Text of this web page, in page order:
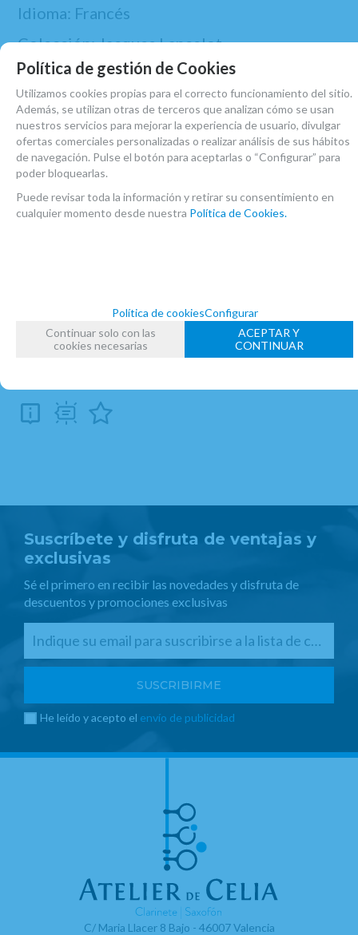
Idioma: Francés
Colección: Jacques Lancelot
Formato: 23*30,7 cm
ISBN: 9790043013389
Editorial: Gerard Billaudot
MARCA
FECHA DE LANZAMIENTO
Viernes, 20 Noviembre 2020
Suscríbete y disfruta de ventajas y
exclusivas
Sé el primero en recibir las novedades y disfruta de
descuentos y promociones exclusivas
He leído y acepto el envío de publicidad
C/ Maria Llacer 8 Bajo - 46007 Valencia
Política de gestión de Cookies
Utilizamos cookies propias para el correcto funcionamiento del sitio.
Además, se utilizan otras de terceros que analizan cómo se usan
nuestros servicios para mejorar la experiencia de usuario, divulgar
ofertas comerciales personalizadas o realizar análisis de sus hábitos
de navegación. Pulse el botón para aceptarlas o “Configurar” para
poder bloquearlas.
Puede revisar toda la información y retirar su consentimiento en
cualquier momento desde nuestra Política de Cookies.
Política de cookiesConfigurar
Continuar solo con las
cookies necesarias
ACEPTAR Y
CONTINUAR